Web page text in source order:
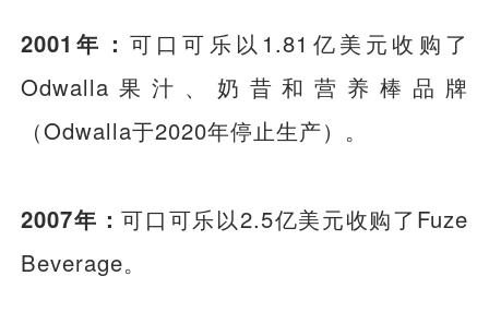
2001年： 可口可乐以1.81亿美元收购了
Odwalla果汁、奶昔和营养棒品牌
（Odwalla于2020年停止生产）。
2007年：可口可乐以2.5亿美元收购了Fuze
Beverage。